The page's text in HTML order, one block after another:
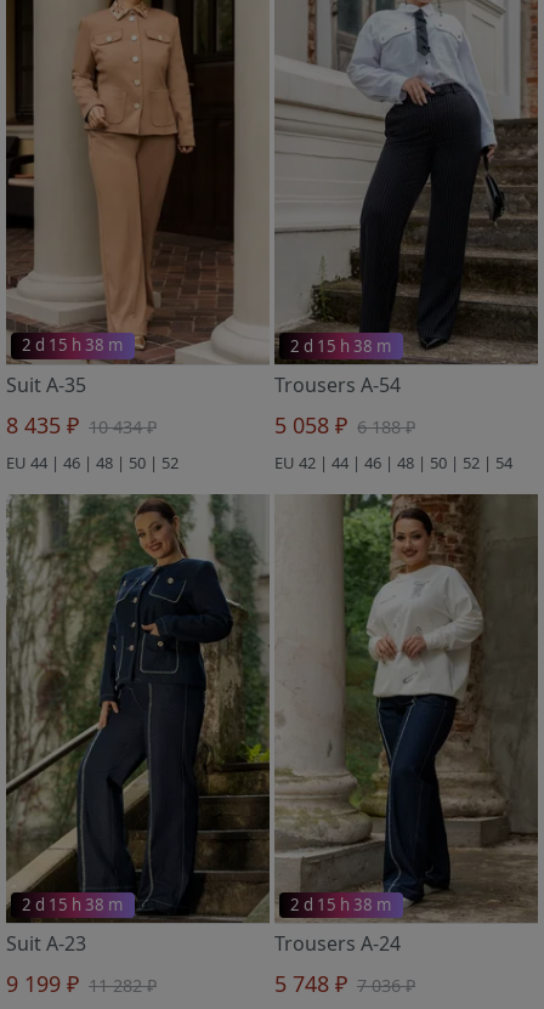
2 d 15 h 38 m
Suit A-35
8 435 ₽ 10 434 ₽
EU 44 | 46 | 48 | 50 | 52
2 d 15 h 38 m
Trousers A-54
5 058 ₽ 6 188 ₽
EU 42 | 44 | 46 | 48 | 50 | 52 | 54
2 d 15 h 38 m
Suit A-23
9 199 ₽ 11 282 ₽
2 d 15 h 38 m
Trousers A-24
5 748 ₽ 7 036 ₽